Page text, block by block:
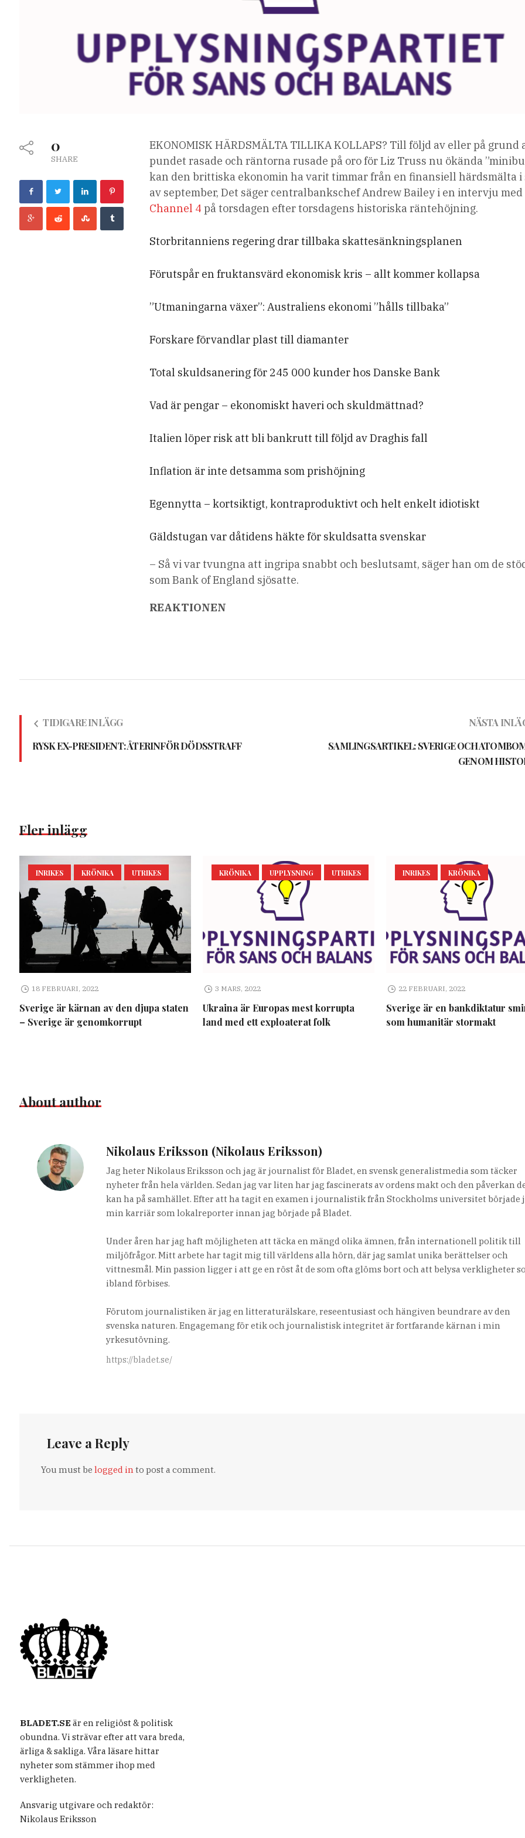
0
SHARE
EKONOMISK HÄRDSMÄLTA TILLIKA KOLLAPS? Till följd av eller på grund
pundet rasade och räntorna rusade på oro för Liz Truss nu ökända
kan den brittiska ekonomin ha varit timmar från en finansiell härdsmälta
av september, Det säger centralbankschef Andrew Bailey i en intervju med
Channel 4 på torsdagen efter torsdagens historiska räntehöjning.
Storbritanniens regering drar tillbaka skattesänkningsplanen
Förutspår en fruktansvärd ekonomisk kris – allt kommer kollapsa
”Utmaningarna växer”: Australiens ekonomi ”hålls tillbaka”
Forskare förvandlar plast till diamanter
Total skuldsanering för 245 000 kunder hos Danske Bank
Vad är pengar – ekonomiskt haveri och skuldmättnad?
Italien löper risk att bli bankrutt till följd av Draghis fall
Inflation är inte detsamma som prishöjning
Egennytta – kortsiktigt, kontraproduktivt och helt enkelt idiotiskt
Gäldstugan var dåtidens häkte för skuldsatta svenskar
– Så vi var tvungna att ingripa snabbt och beslutsamt, säger han om de
som Bank of England sjösatte.
REAKTIONEN
TIDIGARE INLÄGG
RYSK EX-PRESIDENT: ÅTERINFÖR DÖDSSTRAFF
NÄSTA
SAMLINGSARTIKEL: SVERIGE OCH
GENOM
Fler inlägg
INRIKES KRÖNIKA UTRIKES
18 FEBRUARI, 2022
Sverige är kärnan av den djupa staten
– Sverige är genomkorrupt
KRÖNIKA UPPLYSNING UTRIKES
3 MARS, 2022
Ukraina är Europas mest korrupta
land med ett exploaterat folk
INRIKES KRÖNIKA
22 FEBRUARI, 2022
Sverige är en bankdiktatur
som humanitär stormakt
About author
Nikolaus Eriksson (Nikolaus Eriksson)
Jag heter Nikolaus Eriksson och jag är journalist för Bladet, en svensk generalistmedia som täcker
nyheter från hela världen. Sedan jag var liten har jag fascinerats av ordens makt och den påverkan
kan ha på samhället. Efter att ha tagit en examen i journalistik från Stockholms universitet började
min karriär som lokalreporter innan jag började på Bladet.
Under åren har jag haft möjligheten att täcka en mängd olika ämnen, från internationell politik till
miljöfrågor. Mitt arbete har tagit mig till världens alla hörn, där jag samlat unika berättelser och
vittnesmål. Min passion ligger i att ge en röst åt de som ofta glöms bort och att belysa verkligheter
ibland förbises.
Förutom journalistiken är jag en litteraturälskare, reseentusiast och hängiven beundrare av den
svenska naturen. Engagemang för etik och journalistisk integritet är fortfarande kärnan i min
yrkesutövning.
https://bladet.se/
Leave a Reply
You must belogged into post a comment.
BLADET.SE är en religiöst & politisk
obundna. Vi strävar efter att vara breda,
ärliga & sakliga. Våra läsare hittar
nyheter som stämmer ihop med
verkligheten.
Ansvarig utgivare och redaktör:
Nikolaus Eriksson